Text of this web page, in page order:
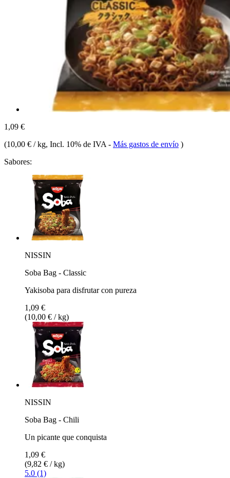
1,09 €
(10,00 € / kg, Incl. 10% de IVA - Más gastos de envío )
Sabores:
NISSIN
Soba Bag - Classic
Yakisoba para disfrutar con pureza
1,09 €
(10,00 € / kg)
NISSIN
Soba Bag - Chili
Un picante que conquista
1,09 €
(9,82 € / kg)
5.0 (1)